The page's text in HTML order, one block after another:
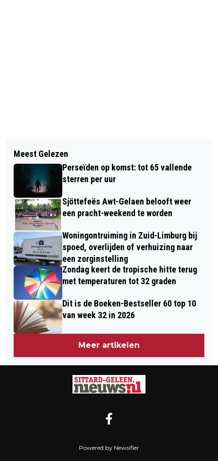
KLEESJ-REÜNIE IN DOUBLETREE BY
HILTON, OFTEWEL HET OUDE
SCHOOLGEBOUW AAN DE PARKLAAN 4
IN SITTARD
GEORGE RUSSELL DERDE IN VRIJE
TRAINING, VERSTAPPEN VIJFDE
Meest Gelezen
Perseïden op komst: tot 65 vallende
sterren per uur
Sjöttefeës Awt-Gelaen belooft weer
een pracht-weekend te worden
Woningontruiming in Zuid-Limburg bij
spoed, overlijden of verhuizing naar
een zorginstelling
Zondag keert de tropische hitte terug
met temperaturen tot 32 graden
Dit is de Boeken-Bestseller 60 top 10
van week 32 in 2026
Meer artikelen
Powered by Newsifier